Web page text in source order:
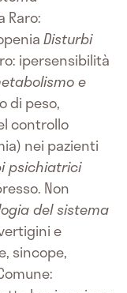
Raro:
Disturbi
ipersensibilità
e
di peso,
controllo
nei pazienti
psichiatrici
Non
del sistema
e
sincope,